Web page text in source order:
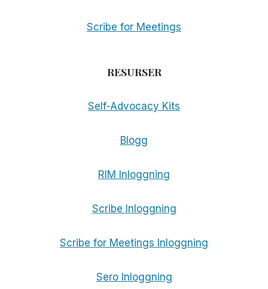
Scribe for Meetings
RESURSER
Self-Advocacy Kits
Blogg
RIM Inloggning
Scribe Inloggning
Scribe for Meetings Inloggning
Sero Inloggning